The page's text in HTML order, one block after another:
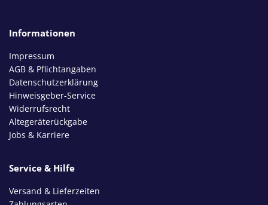
Informationen
Impressum
AGB & Pflichtangaben
Datenschutzerklärung
Hinweisgeber-Service
Widerrufsrecht
Altegeräterückgabe
Jobs & Karriere
Service & Hilfe
Versand & Lieferzeiten